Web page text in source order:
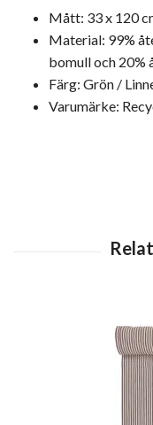
Mått: 33 x 120
Material: 99%
bomull och 20%
Färg: Grön /
Varumärke: